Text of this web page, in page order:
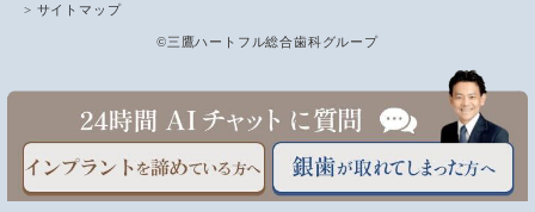
> サイトマップ
©三鷹ハートフル総合歯科グループ